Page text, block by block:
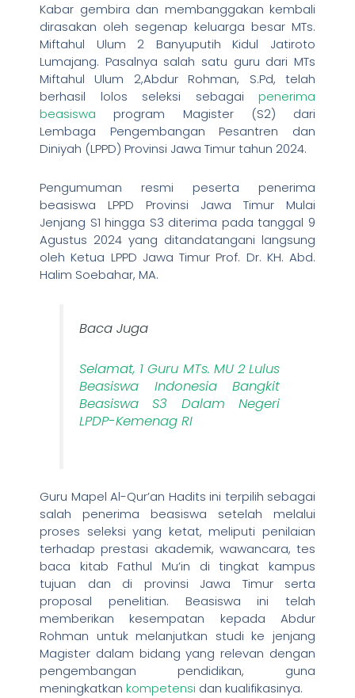
Kabar gembira dan membanggakan kembali
dirasakan oleh segenap keluarga besar MTs.
Miftahul Ulum 2 Banyuputih Kidul Jatiroto
Lumajang. Pasalnya salah satu guru dari MTs
Miftahul Ulum 2,Abdur Rohman, S.Pd, telah
berhasil lolos seleksi sebagai penerima
beasiswaprogram Magister (S2) dari
Lembaga Pengembangan Pesantren dan
Diniyah (LPPD) Provinsi Jawa Timur tahun 2024.
Pengumuman resmi peserta penerima
beasiswa LPPD Provinsi Jawa Timur Mulai
Jenjang S1 hingga S3 diterima pada tanggal 9
Agustus 2024 yang ditandatangani langsung
oleh Ketua LPPD Jawa Timur Prof. Dr. KH. Abd.
Halim Soebahar, MA.
Baca Juga
Selamat, 1 Guru MTs. MU 2 Lulus
Beasiswa Indonesia Bangkit
Beasiswa S3 Dalam Negeri
LPDP-Kemenag RI
Guru Mapel Al-Qur’an Hadits ini terpilih sebagai
salah penerima beasiswa setelah melalui
proses seleksi yang ketat, meliputi penilaian
terhadap prestasi akademik, wawancara, tes
baca kitab Fathul Mu’in di tingkat kampus
tujuan dan di provinsi Jawa Timur serta
proposal penelitian. Beasiswa ini telah
memberikan kesempatan kepada Abdur
Rohman untuk melanjutkan studi ke jenjang
Magister dalam bidang yang relevan dengan
pengembangan pendidikan, guna
meningkatkan kompetensi dan kualifikasinya.